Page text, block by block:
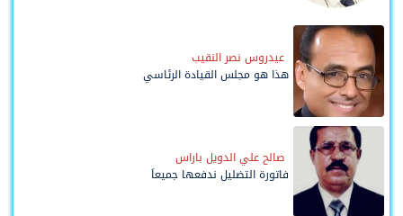
عيدروس نصر النقيب
هذا هو مجلس القيادة الرئاسي
صالح علي الدويل باراس
فاتورة التضليل ندفعها جميعاً